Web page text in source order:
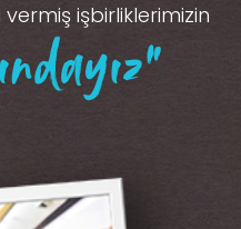
işbirliklerimizin